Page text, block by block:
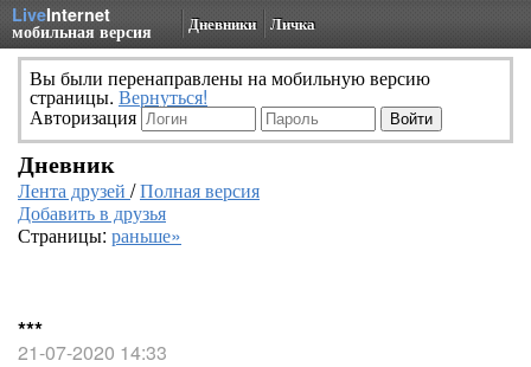
LiveInternet
мобильная версия Дневники Личка
Вы были перенаправлены на мобильную версию
страницы. Вернуться!
Авторизация
Дневник
Лента друзей /Полная версия
Добавить в друзья
Страницы: раньше»
***
21-07-2020 14:33